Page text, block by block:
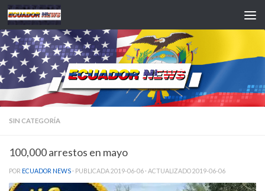
Saltar al contenido
SIN CATEGORÍA
100,000 arrestos en mayo
POR ECUADOR NEWS · PUBLICADA2019-06-06 · ACTUALIZADO2019-06-06